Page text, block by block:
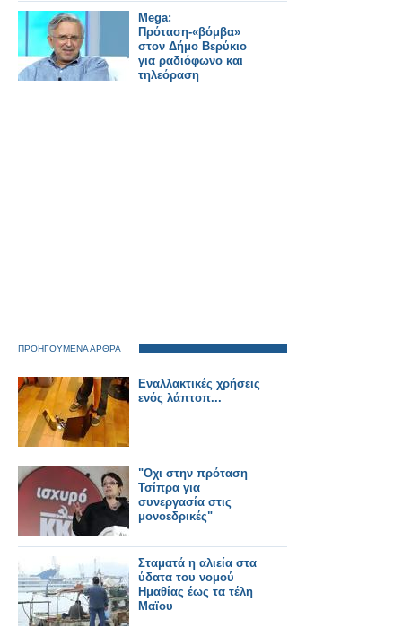
Mega:
Πρόταση-«βόμβα»
στον Δήμο Βερύκιο
για ραδιόφωνο και
τηλεόραση
ΠΡΟΗΓΟΥΜΕΝΑ ΑΡΘΡΑ
Εναλλακτικές χρήσεις
ενός λάπτοπ...
"Οχι στην πρόταση
Τσίπρα για
συνεργασία στις
μονοεδρικές"
Σταματά η αλιεία στα
ύδατα του νομού
Ημαθίας έως τα τέλη
Μαϊου